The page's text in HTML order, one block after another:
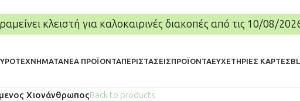
κλειστή για καλοκαιρινές διακοπές από τις 10/08/
ΝΈΑ ΠΡΟΪΌΝΤΑΠΕΡΙΣΤΆΣΕΙΣΠΡΟΪΌΝΤΑΕΥΧΕΤΉΡΙΕΣ ΚΆΡΤΕΣ
ΧιονάνθρωποςBack to products